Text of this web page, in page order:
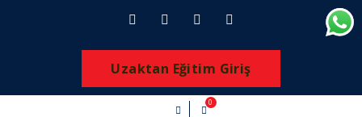
Uzaktan Eğitim Giriş
0